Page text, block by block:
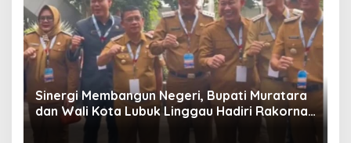
Sinergi Membangun Negeri, Bupati Muratara
dan Wali Kota Lubuk Linggau Hadiri Rakornas
2026 Di Sentul,